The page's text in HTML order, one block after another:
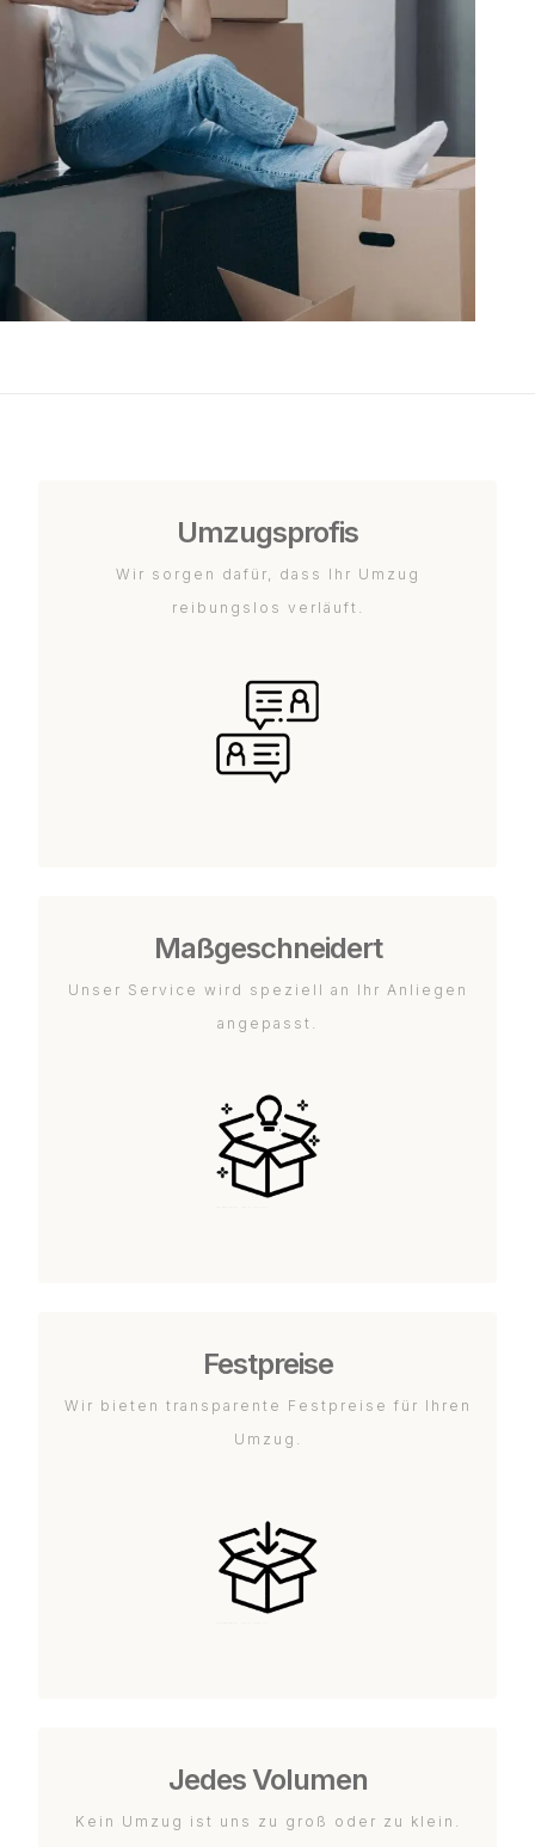
Umzugsprofis
Wir sorgen dafür, dass Ihr Umzug
reibungslos verläuft.
Maßgeschneidert
Unser Service wird speziell an Ihr Anliegen
angepasst.
Festpreise
Wir bieten transparente Festpreise für Ihren
Umzug.
Jedes Volumen
Kein Umzug ist uns zu groß oder zu klein.